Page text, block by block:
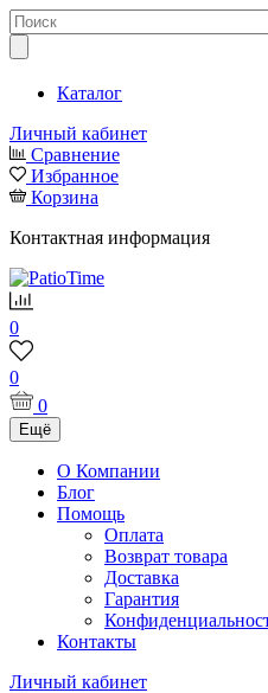
Каталог
Личный кабинет
Сравнение
Избранное
Корзина
Контактная информация
0
0
0
Ещё
О Компании
Блог
Помощь
Оплата
Возврат товара
Доставка
Гарантия
Контакты
Личный кабинет